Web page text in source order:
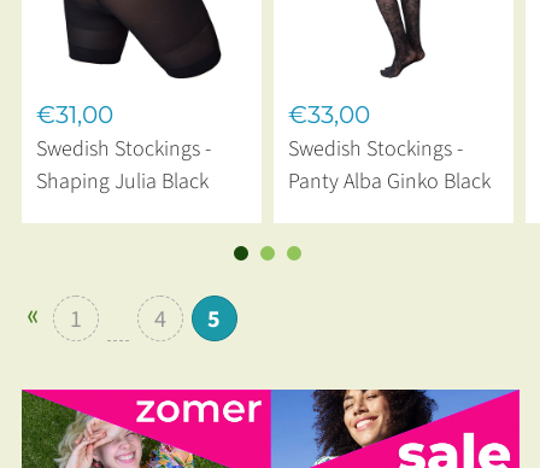
€31,00
Swedish Stockings -
Shaping Julia Black
€33,00
Swedish Stockings -
Panty Alba Ginko Black
1 4 5